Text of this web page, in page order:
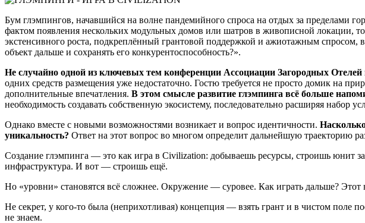
Бум глэмпингов, начавшийся на волне пандемийного спроса на отдых за пределами
фактом появления нескольких модульных домов или шатров в живописной локации,
экстенсивного роста, подкреплённый грантовой поддержкой и ажиотажным спросом,
объект дальше и сохранять его конкурентоспособность?».
Не случайно одной из ключевых тем конференции Ассоциации Загородных
одних средств размещения уже недостаточно. Гостю требуется не просто домик на
дополнительные впечатления. В этом смысле развитие глэмпинга всё больше
необходимость создавать собственную экосистему, последовательно расширяя набор
Однако вместе с новыми возможностями возникает и вопрос идентичности.
уникальность? Ответ на этот вопрос во многом определит дальнейшую траекторию
Создание глэмпинга — это как игра в Civilization: добываешь ресурсы, строишь
инфраструктура. И вот — строишь ещё.
Но «уровни» становятся всё сложнее. Окружение — суровее. Как играть дальше?
Не секрет, у кого-то была (неприхотливая) концепция — взять грант и в чистом поле
не знаем.